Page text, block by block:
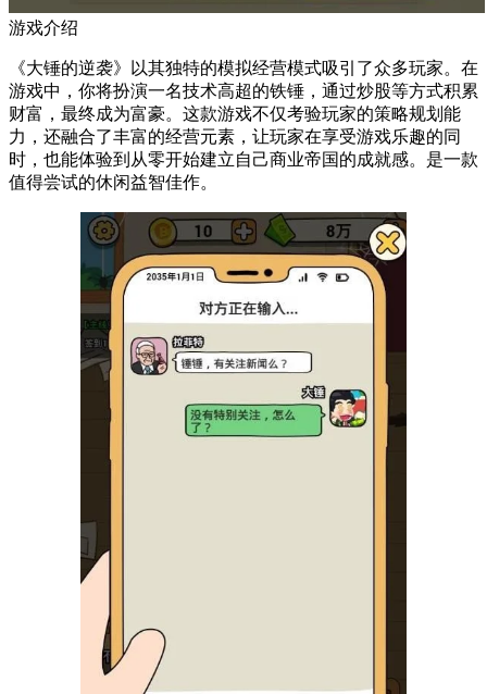
游戏介绍
《大锤的逆袭》以其独特的模拟经营模式吸引了众多玩家。在
游戏中，你将扮演一名技术高超的铁锤，通过炒股等方式积累
财富，最终成为富豪。这款游戏不仅考验玩家的策略规划能
力，还融合了丰富的经营元素，让玩家在享受游戏乐趣的同
时，也能体验到从零开始建立自己商业帝国的成就感。是一款
值得尝试的休闲益智佳作。